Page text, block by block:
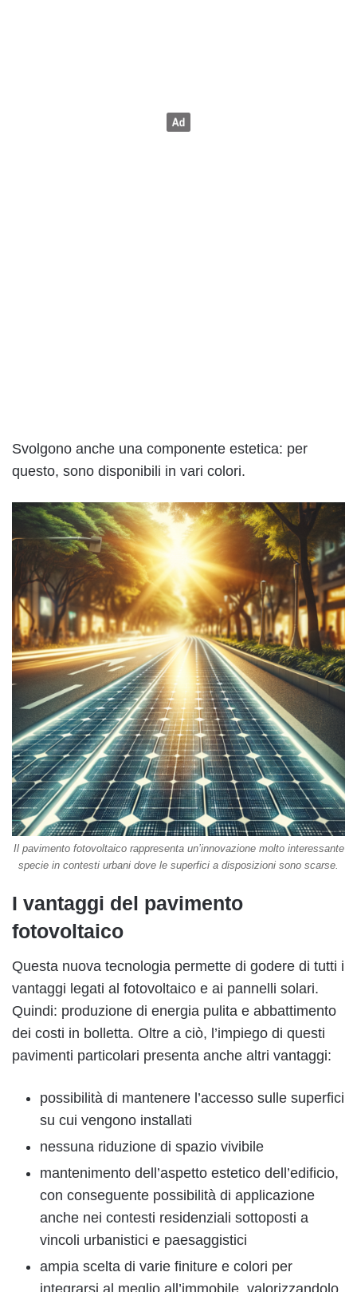
Svolgono anche una componente estetica: per
questo, sono disponibili in vari colori.
Il pavimento fotovoltaico rappresenta un’innovazione molto interessante
specie in contesti urbani dove le superfici a disposizioni sono scarse.
I vantaggi del pavimento
fotovoltaico
Questa nuova tecnologia permette di godere di tutti i
vantaggi legati al fotovoltaico e ai pannelli solari.
Quindi: produzione di energia pulita e abbattimento
dei costi in bolletta. Oltre a ciò, l’impiego di questi
pavimenti particolari presenta anche altri vantaggi:
possibilità di mantenere l’accesso sulle superfici
su cui vengono installati
nessuna riduzione di spazio vivibile
mantenimento dell’aspetto estetico dell’edificio,
con conseguente possibilità di applicazione
anche nei contesti residenziali sottoposti a
vincoli urbanistici e paesaggistici
ampia scelta di varie finiture e colori per